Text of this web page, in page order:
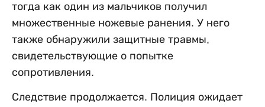
тогда как один из мальчиков получил
множественные ножевые ранения. У него
также обнаружили защитные травмы,
свидетельствующие о попытке
сопротивления.
Следствие продолжается. Полиция ожидает